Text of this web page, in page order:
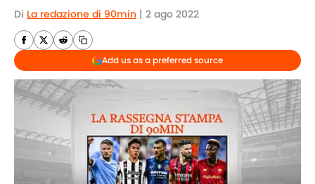
Di La redazione di 90min | 2 ago 2022
Add us as a preferred source